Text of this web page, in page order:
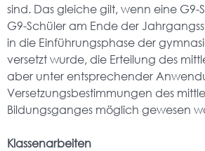
sind. Das gleiche gilt, wenn eine G9-
G9-Schüler am Ende der
in die Einführungsphase der
versetzt wurde, die Erteilung des
aber unter entsprechender
Versetzungsbestimmungen des
Bildungsganges möglich gewesen
Klassenarbeiten